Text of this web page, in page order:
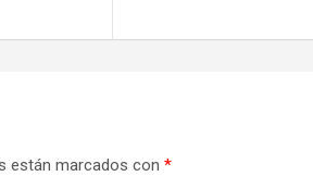
están marcados con *